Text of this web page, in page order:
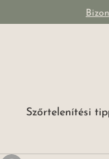
Szőrtelenítési